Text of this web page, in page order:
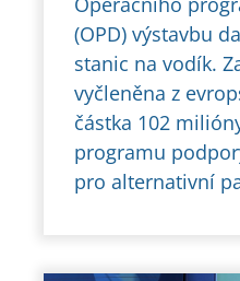
(OPD) výstavbu
stanic na vodík.
vyčleněna z
částka 102
programu
pro alternativní